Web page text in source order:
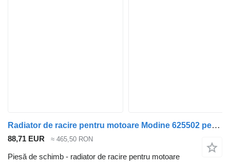
Radiator de racire pentru motoare Modine 625502 pentru maşina de gunoi Mercedes-Benz Econic (1998-2014)
88,71 EUR ≈ 465,50 RON
Piesă de schimb - radiator de racire pentru motoare